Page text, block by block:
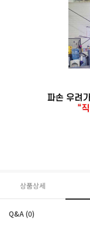
상품상세
Q&A (0)